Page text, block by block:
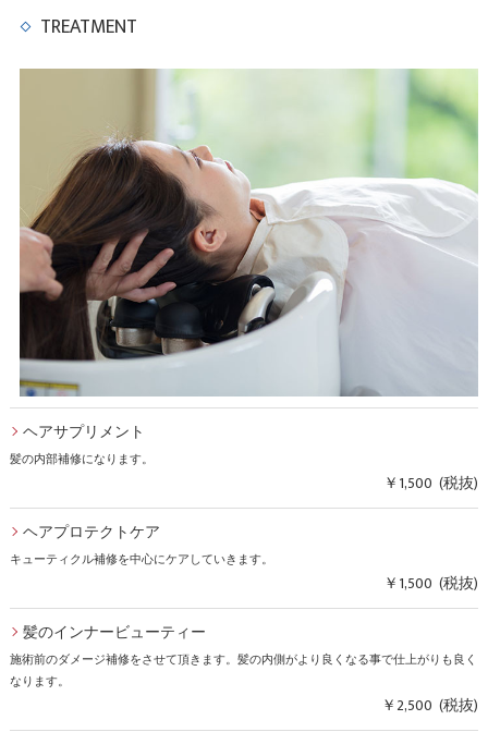
TREATMENT
ヘアサプリメント
髪の内部補修になります。
￥1,500 (税抜)
ヘアプロテクトケア
キューティクル補修を中心にケアしていきます。
￥1,500 (税抜)
髪のインナービューティー
施術前のダメージ補修をさせて頂きます。髪の内側がより良くなる事で仕上がりも良く
なります。
￥2,500 (税抜)